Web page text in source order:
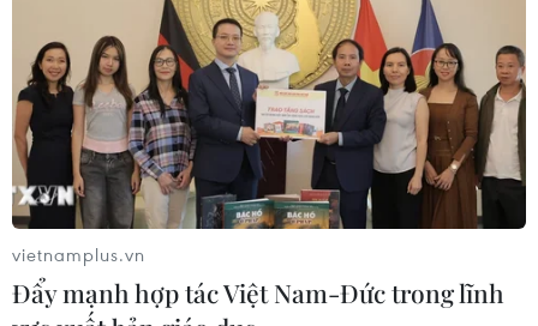
TIN LIÊN QUAN
vietnamplus.vn
Đẩy mạnh hợp tác Việt Nam-Đức trong lĩnh